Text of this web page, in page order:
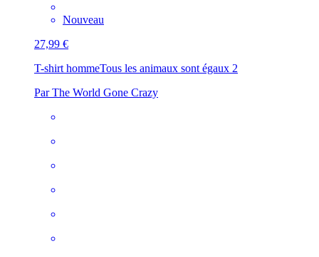
Nouveau
27,99 €
T-shirt hommeTous les animaux sont égaux 2
Par The World Gone Crazy